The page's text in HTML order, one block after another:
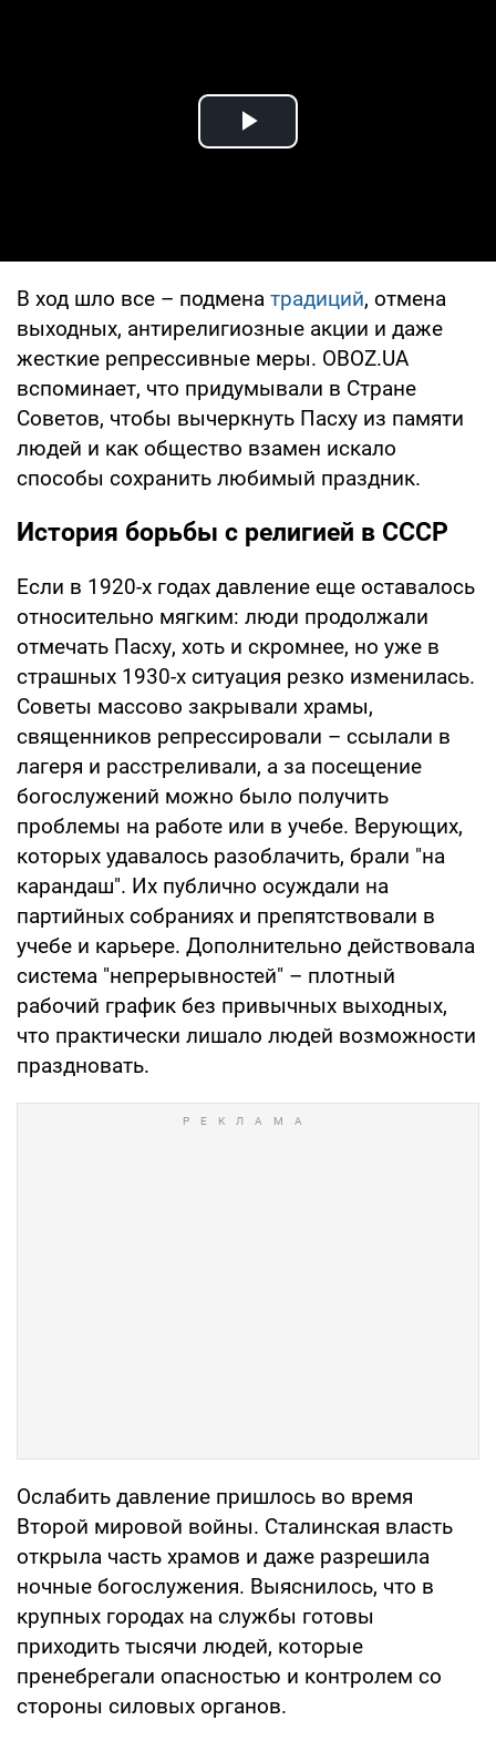
Play Video
В ход шло все – подмена традиций, отмена
выходных, антирелигиозные акции и даже
жесткие репрессивные меры. OBOZ.UA
вспоминает, что придумывали в Стране
Советов, чтобы вычеркнуть Пасху из памяти
людей и как общество взамен искало
способы сохранить любимый праздник.
История борьбы с религией в СССР
Если в 1920-х годах давление еще оставалось
относительно мягким: люди продолжали
отмечать Пасху, хоть и скромнее, но уже в
страшных 1930-х ситуация резко изменилась.
Советы массово закрывали храмы,
священников репрессировали – ссылали в
лагеря и расстреливали, а за посещение
богослужений можно было получить
проблемы на работе или в учебе. Верующих,
которых удавалось разоблачить, брали "на
карандаш". Их публично осуждали на
партийных собраниях и препятствовали в
учебе и карьере. Дополнительно действовала
система "непрерывностей" – плотный
рабочий график без привычных выходных,
что практически лишало людей возможности
праздновать.
Ослабить давление пришлось во время
Второй мировой войны. Сталинская власть
открыла часть храмов и даже разрешила
ночные богослужения. Выяснилось, что в
крупных городах на службы готовы
приходить тысячи людей, которые
пренебрегали опасностью и контролем со
стороны силовых органов.